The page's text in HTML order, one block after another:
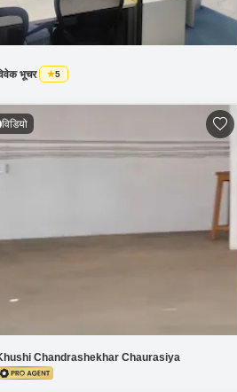
भूचर 5
विडियो
Chandrashekhar Chaurasiya